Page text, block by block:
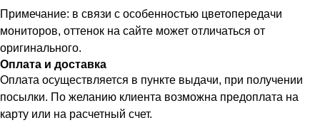
Примечание: в связи с особенностью цветопередачи
мониторов, оттенок на сайте может отличаться от
оригинального.
Оплата и доставка
Оплата осуществляется в пункте выдачи, при получении
посылки. По желанию клиента возможна предоплата на
карту или на расчетный счет.